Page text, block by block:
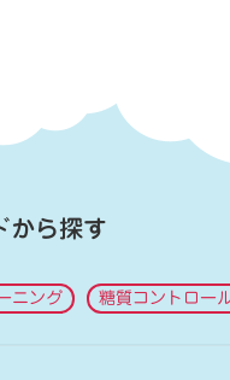
から探す
ニング 糖質コントロー